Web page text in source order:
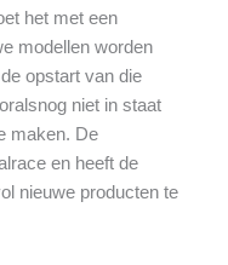
het met een
modellen worden
opstart van die
niet in staat
maken. De
en heeft de
nieuwe producten te